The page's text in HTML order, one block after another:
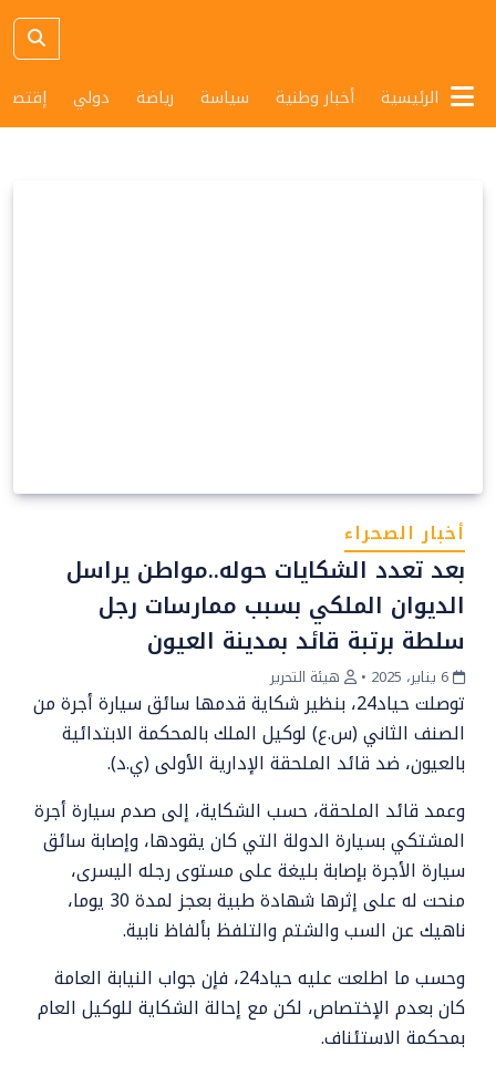
الرئيسية أخبار وطنية سياسة رياضة دولي
أخبار الصحراء
بعد تعدد الشكايات حوله..مواطن يراسل
الديوان الملكي بسبب ممارسات رجل
سلطة برتبة قائد بمدينة العيون
• هيئة التحرير
توصلت حياد24، بنظير شكاية قدمها سائق سيارة أجرة من
الصنف الثاني (س.ع) لوكيل الملك بالمحكمة الابتدائية
بالعيون، ضد قائد الملحقة الإدارية الأولى (ي.د).
وعمد قائد الملحقة، حسب الشكاية، إلى صدم سيارة أجرة
المشتكي بسيارة الدولة التي كان يقودها، وإصابة سائق
سيارة الأجرة بإصابة بليغة على مستوى رجله اليسرى،
منحت له على إثرها شهادة طبية بعجز لمدة 30 يوما،
ناهيك عن السب والشتم والتلفظ بألفاظ نابية.
وحسب ما اطلعت عليه حياد24، فإن جواب النيابة العامة
كان بعدم الإختصاص، لكن مع إحالة الشكاية للوكيل العام
بمحكمة الاستئناف.